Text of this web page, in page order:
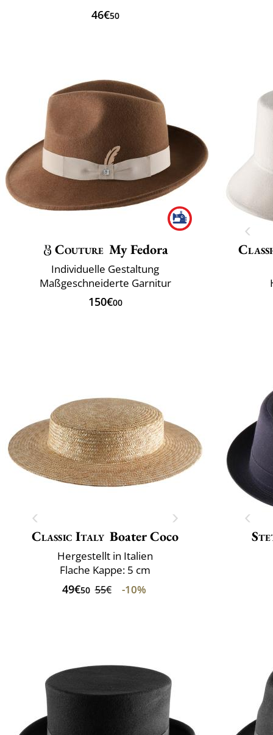
46€50
Couture My Fedora
Individuelle Gestaltung
Maßgeschneiderte Garnitur
150€00
Classic Italy Boater Coco
Hergestellt in Italien
Flache Kappe: 5 cm
49€50 55€ -10%